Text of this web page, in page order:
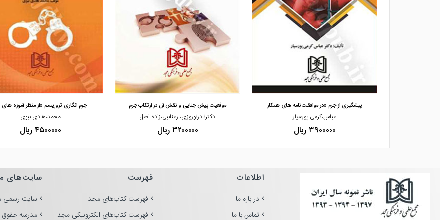
مشاهده و خرید مشاهده و خرید
پیشگیری از جرم «در موافقت نامه های همکار
عباس،کرمی پورسیار
۳۹۰۰۰۰۰ ریال
مشاهده و خرید
موقعیت پیش جنایی و نقش آن در ارتکاب جرم
دکترنادرنوروزی، رعنانبی،زاده اصل
۳۲۰۰۰۰۰ ریال
جرم انگاری تروریسم «از منظر آموزه
محمد،هادی نبوی
۴۵۰۰۰۰۰ ریال
اطلاعات
در باره ما
تماس با ما
فهرست
فهرست کتاب‌های مجد
فهرست کتاب‌های الکترونیکی مجد
سایت‌های
سایت رسمی
مدرسه